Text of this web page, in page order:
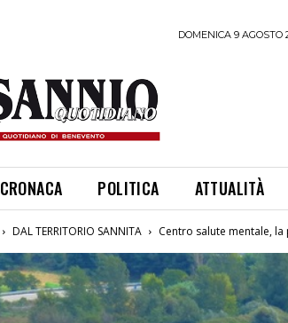
DOMENICA 9 AGOSTO
CRONACA POLITICA ATTUALITÀ
DAL TERRITORIO SANNITA Centro salute mentale,